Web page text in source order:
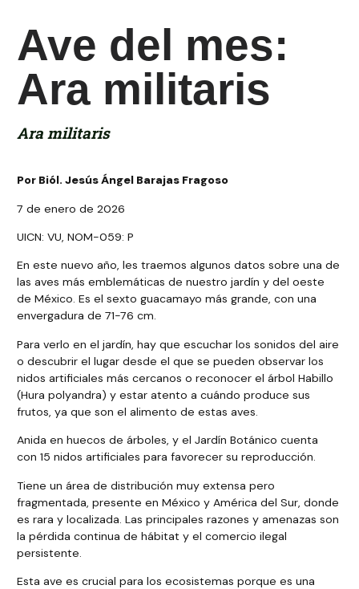
Ave del mes:
Ara militaris
Ara militaris
Por Biól. Jesús Ángel Barajas Fragoso
7 de enero de 2026
UICN: VU, NOM-059: P
En este nuevo año, les traemos algunos datos sobre una de
las aves más emblemáticas de nuestro jardín y del oeste
de México. Es el sexto guacamayo más grande, con una
envergadura de 71-76 cm.
Para verlo en el jardín, hay que escuchar los sonidos del aire
o descubrir el lugar desde el que se pueden observar los
nidos artificiales más cercanos o reconocer el árbol Habillo
(Hura polyandra) y estar atento a cuándo produce sus
frutos, ya que son el alimento de estas aves.
Anida en huecos de árboles, y el Jardín Botánico cuenta
con 15 nidos artificiales para favorecer su reproducción.
Tiene un área de distribución muy extensa pero
fragmentada, presente en México y América del Sur, donde
es rara y localizada. Las principales razones y amenazas son
la pérdida continua de hábitat y el comercio ilegal
persistente.
Esta ave es crucial para los ecosistemas porque es una